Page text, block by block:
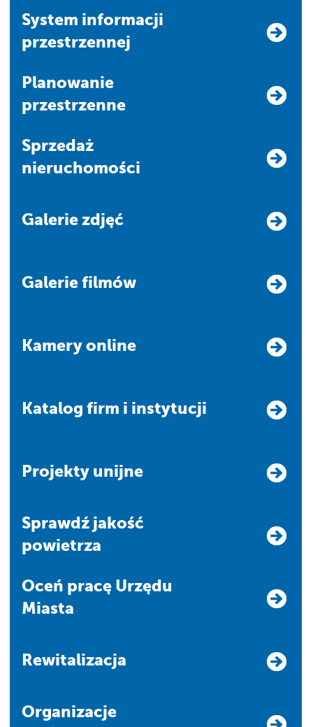
system informacji
przestrzennej
Planowanie
przestrzenne
Sprzedaż
nieruchomości
Galerie zdjęć
Galerie filmów
Kamery online
Katalog firm i instytucji
Projekty unijne
Sprawdź jakość
powietrza
Oceń pracę Urzędu
Miasta
Rewitalizacja
Organizacje